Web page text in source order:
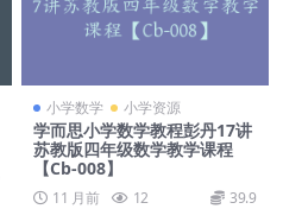
小学数学 小学资源
学而思小学数学教程彭丹17讲
苏教版四年级数学教学课程
【Cb-008】
11 月前 12 39.9